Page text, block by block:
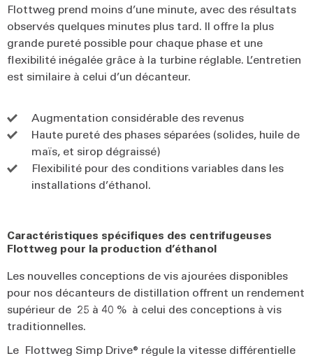
Flottweg prend moins d’une minute, avec des résultats
observés quelques minutes plus tard. Il offre la plus
grande pureté possible pour chaque phase et une
flexibilité inégalée grâce à la turbine réglable. L’entretien
est similaire à celui d’un décanteur.
Augmentation considérable des revenus
Haute pureté des phases séparées (solides, huile de
maïs, et sirop dégraissé)
Flexibilité pour des conditions variables dans les
installations d’éthanol.
Caractéristiques spécifiques des centrifugeuses
Flottweg pour la production d’éthanol
Les nouvelles conceptions de vis ajourées disponibles
pour nos décanteurs de distillation offrent un rendement
supérieur de 25 à 40 % à celui des conceptions à vis
traditionnelles.
Le Flottweg Simp Drive® régule la vitesse différentielle